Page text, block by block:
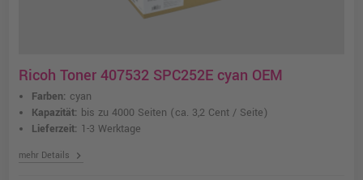
Ricoh Toner 407532 SPC252E cyan OEM
Farben: cyan
Kapazität: bis zu 4000 Seiten (ca. 3,2 Cent / Seite)
Lieferzeit: 1-3 Werktage
mehr Details chevron_right